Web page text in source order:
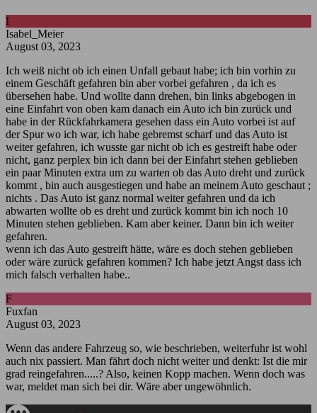
I
Isabel_Meier
August 03, 2023
Ich weiß nicht ob ich einen Unfall gebaut habe; ich bin vorhin zu
einem Geschäft gefahren bin aber vorbei gefahren , da ich es
übersehen habe. Und wollte dann drehen, bin links abgebogen in
eine Einfahrt von oben kam danach ein Auto ich bin zurück und
habe in der Rückfahrkamera gesehen dass ein Auto vorbei ist auf
der Spur wo ich war, ich habe gebremst scharf und das Auto ist
weiter gefahren, ich wusste gar nicht ob ich es gestreift habe oder
nicht, ganz perplex bin ich dann bei der Einfahrt stehen geblieben
ein paar Minuten extra um zu warten ob das Auto dreht und zurück
kommt , bin auch ausgestiegen und habe an meinem Auto geschaut ;
nichts . Das Auto ist ganz normal weiter gefahren und da ich
abwarten wollte ob es dreht und zurück kommt bin ich noch 10
Minuten stehen geblieben. Kam aber keiner. Dann bin ich weiter
gefahren.
wenn ich das Auto gestreift hätte, wäre es doch stehen geblieben
oder wäre zurück gefahren kommen? Ich habe jetzt Angst dass ich
mich falsch verhalten habe..
F
Fuxfan
August 03, 2023
Wenn das andere Fahrzeug so, wie beschrieben, weiterfuhr ist wohl
auch nix passiert. Man fährt doch nicht weiter und denkt: Ist die mir
grad reingefahren.....? Also, keinen Kopp machen. Wenn doch was
war, meldet man sich bei dir. Wäre aber ungewöhnlich.